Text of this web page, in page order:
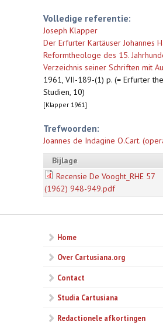
Volledige referentie:
Joseph Klapper
Der Erfurter Kartäuser Johannes
Reformtheologe des 15.
Verzeichnis seiner Schriften mit
1961, VII-189-(1) p. (= Erfurter
Studien, 10)
[Klapper 1961]
Trefwoorden:
Joannes de Indagine O.Cart.
Bijlage
Recensie De Vooght_RHE 57
(1962) 948-949.pdf
Home
Over Cartusiana.org
Contact
Studia Cartusiana
Redactionele afkortingen